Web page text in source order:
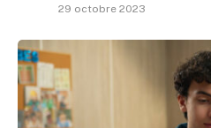
29 octobre 2023